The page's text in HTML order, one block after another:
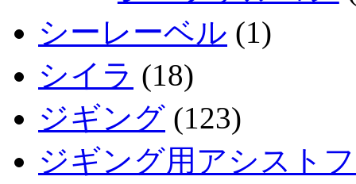
シーレーベル (1)
シイラ (18)
ジギング (123)
ジギング用アシスト